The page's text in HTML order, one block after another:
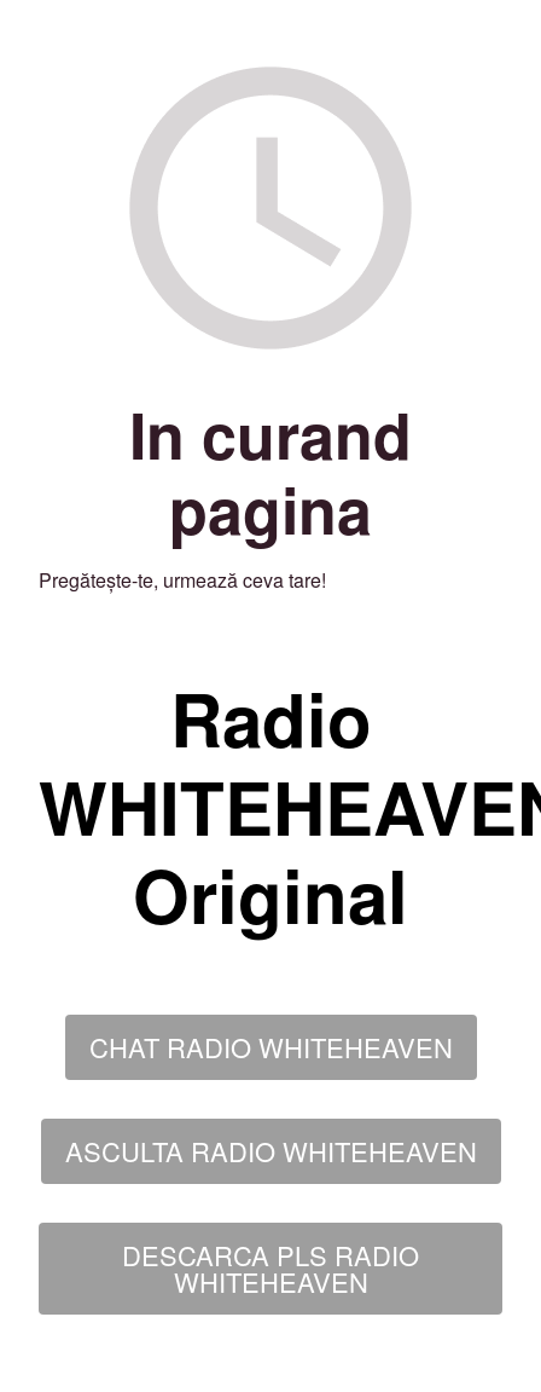
In curand
pagina
Pregătește-te, urmează ceva tare!
Radio
Original
CHAT RADIO WHITEHEAVEN
ASCULTA RADIO WHITEHEAVEN
DESCARCA PLS RADIO
WHITEHEAVEN